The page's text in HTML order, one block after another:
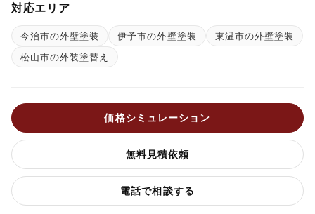
対応エリア
今治市の外壁塗装 伊予市の外壁塗装
東温市の外壁塗装
松山市の外装塗替え
価格シミュレーション
無料見積依頼
電話で相談する